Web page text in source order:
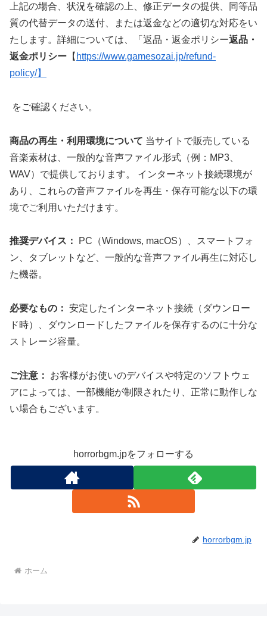
上記の場合、状況を確認の上、修正データの提供、同等品
質の代替データの送付、または返金などの適切な対応をい
たします。詳細については、「返品・返金ポリシー返品・
返金ポリシー 【 https://www.gamesozai.jp/refund-
policy/】
をご確認ください。
商品の再生・利用環境について 当サイトで販売している
音楽素材は、一般的な音声ファイル形式（例：MP3、
WAV）で提供しております。 インターネット接続環境が
あり、これらの音声ファイルを再生・保存可能な以下の環
境でご利用いただけます。
推奨デバイス：
PC（Windows, macOS）、スマートフォ
ン、タブレットなど、一般的な音声ファイル再生に対応し
た機器。
必要なもの： 安定したインターネット接続（ダウンロー
ド時）、ダウンロードしたファイルを保存するのに十分な
ストレージ容量。
ご注意：
お客様がお使いのデバイスや特定のソフトウェ
アによっては、一部機能が制限されたり、正常に動作しな
い場合もございます。
horrorbgm.jpをフォローする
horrorbgm.jp
ホーム